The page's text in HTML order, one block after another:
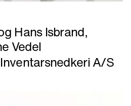
Hans Isbrand,
Vedel
A/S